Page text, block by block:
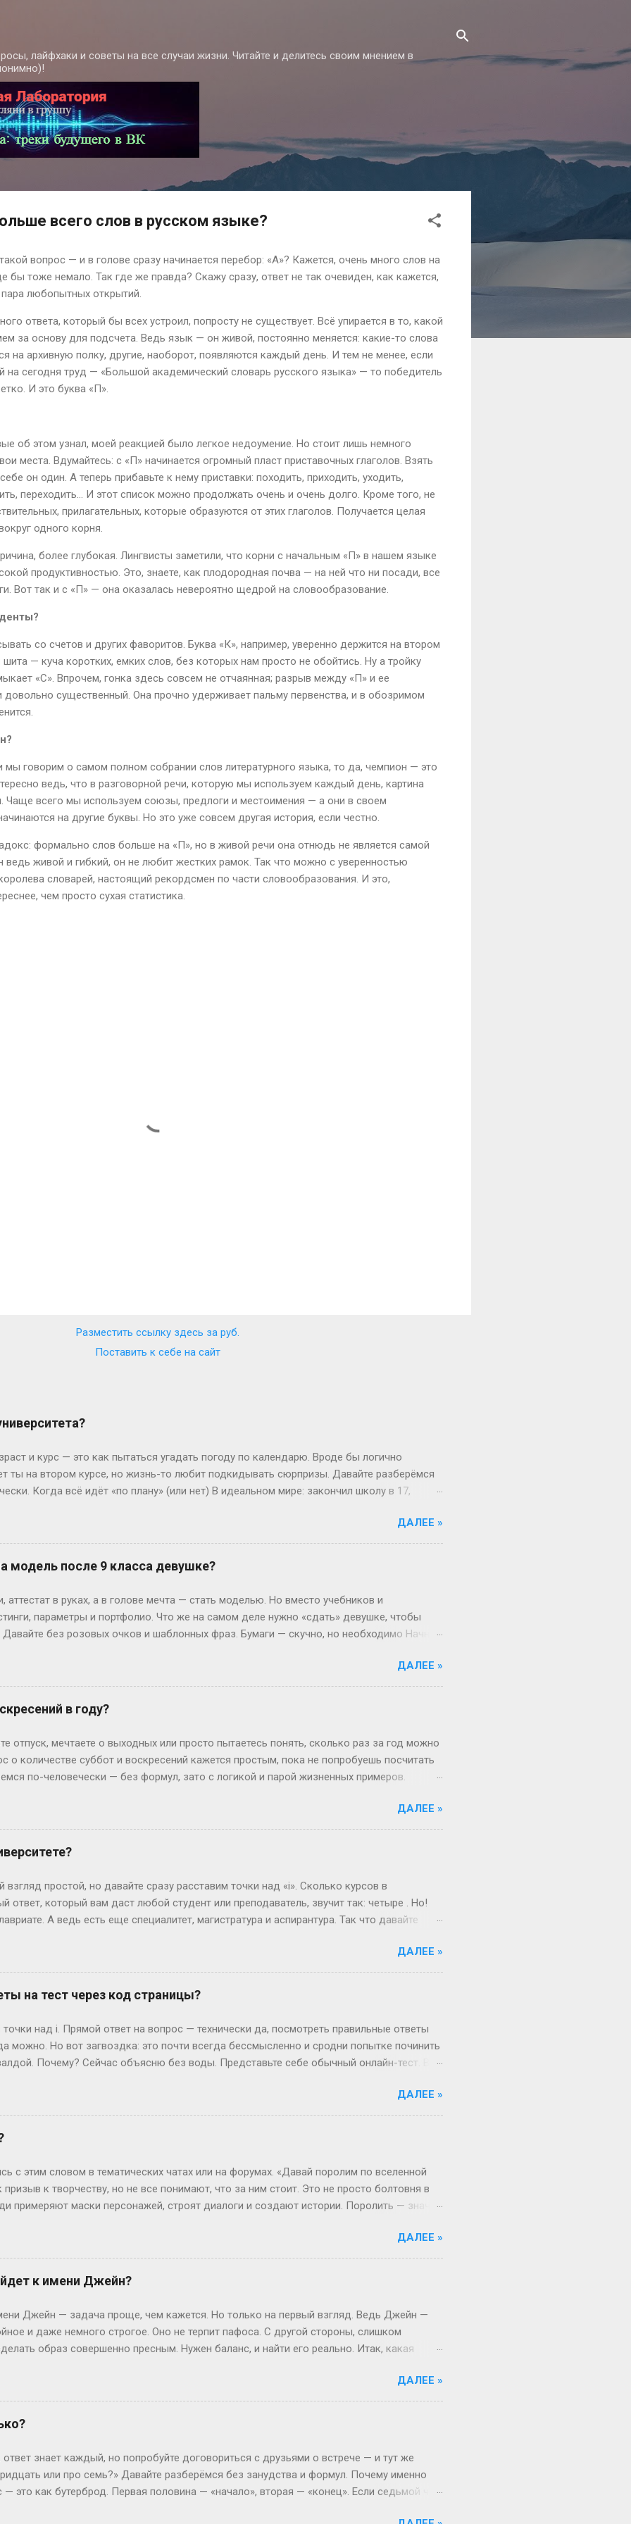
лайфхаки и советы на все случаи жизни. Читайте и делитесь своим мнением в
всего слов в русском языке?
вопрос — и в голове сразу начинается перебор: «А»? Кажется, очень много слов на
бы тоже немало. Так где же правда? Скажу сразу, ответ не так очевиден, как кажется,
любопытных открытий.
ответа, который бы всех устроил, попросту не существует. Всё упирается в то, какой
за основу для подсчета. Ведь язык — он живой, постоянно меняется: какие-то слова
на архивную полку, другие, наоборот, появляются каждый день. И тем не менее, если
на сегодня труд — «Большой академический словарь русского языка» — то победитель
И это буква «П».
об этом узнал, моей реакцией было легкое недоумение. Но стоит лишь немного
места. Вдумайтесь: с «П» начинается огромный пласт приставочных глаголов. Взять
он один. А теперь прибавьте к нему приставки: походить, приходить, уходить,
переходить… И этот список можно продолжать очень и очень долго. Кроме того, не
прилагательных, которые образуются от этих глаголов. Получается целая
одного корня.
более глубокая. Лингвисты заметили, что корни с начальным «П» в нашем языке
продуктивностью. Это, знаете, как плодородная почва — на ней что ни посади, все
Вот так и с «П» — она оказалась невероятно щедрой на словообразование.
со счетов и других фаворитов. Буква «К», например, уверенно держится на втором
— куча коротких, емких слов, без которых нам просто не обойтись. Ну а тройку
«С». Впрочем, гонка здесь совсем не отчаянная; разрыв между «П» и ее
существенный. Она прочно удерживает пальму первенства, и в обозримом
говорим о самом полном собрании слов литературного языка, то да, чемпион — это
ведь, что в разговорной речи, которую мы используем каждый день, картина
Чаще всего мы используем союзы, предлоги и местоимения — а они в своем
на другие буквы. Но это уже совсем другая история, если честно.
формально слов больше на «П», но в живой речи она отнюдь не является самой
ведь живой и гибкий, он не любит жестких рамок. Так что можно с уверенностью
словарей, настоящий рекордсмен по части словообразования. И это,
чем просто сухая статистика.
Разместить ссылку здесь за руб.
Поставить к себе на сайт
и курс — это как пытаться угадать погоду по календарю. Вроде бы логично
ты на втором курсе, но жизнь-то любит подкидывать сюрпризы. Давайте разберёмся
Когда всё идёт «по плану» (или нет) В идеальном мире: закончил школу в 17,
отучился год, ушёл в армию, вернулся — и теперь он первокурсник в 19, а
Или Мария из Испании: взяла gap year, работала в хостеле на Бали, а теперь
пока её ровесники пишут курсовые. Кстати, в Германии вообще 13 классов в
обидно: тебе 19, а ты только получил школьный аттестат. Зато в Японии некоторые уже
техникум и вовсю работают. Академы, переводы и прочие зигзаги Бывает, жизнь
Иван с первого к...
ДАЛЕЕ »
модель после 9 класса девушке?
аттестат в руках, а в голове мечта — стать моделью. Но вместо учебников и
параметры и портфолио. Что же на самом деле нужно «сдать» девушке, чтобы
Давайте без розовых очков и шаблонных фраз. Бумаги — скучно, но необходимо Начнём
паспорт (или свидетельство о рождении), справка от врача, что здоровье
И да, если тебе нет 18, подпись родителей — как билет в этот мир. Но это всё
испытания — впереди. Рост, вес и другие цифры: где правда, а где мифы? «Ты должна
— эту фразу слышат все. Но давай честно: индустрия меняется. Да, для
60 кг и при этом выг...
ДАЛЕЕ »
в году?
отпуск, мечтаете о выходных или просто пытаетесь понять, сколько раз за год можно
о количестве суббот и воскресений кажется простым, пока не попробуешь посчитать
по-человечески — без формул, зато с логикой и парой жизненных примеров.
воскресений выходит по 52 штуки. Но тут же мозг вопрошает: «А куда делся тот самый
он прицепляется к следующему году, сдвигая старт. Например, если 1 января —
год начнется со вторника. Вот и вся магия. А если год високосный? Тут уже веселее
52 недели и 2 дня «сверху». Теперь вопрос: могут ли эти два дня оказаться
везёт нечасто...
ДАЛЕЕ »
простой, но давайте сразу расставим точки над «i». Сколько курсов в
ответ, который вам даст любой студент или преподаватель, звучит так: четыре . Но!
А ведь есть еще специалитет, магистратура и аспирантура. Так что давайте
бакалавриат Представьте себе обычного парня, который поступил после школы.
науки? Четыре года. Это четыре курса: первый – самый веселый и страшный,
– экватор, и четвертый – финишная прямая с дипломом. Вот так работает
образования в России. Четыре года пролетают как один миг, поверьте! А если
сотрудники спецслужб. Для них существуе...
ДАЛЕЕ »
на тест через код страницы?
над i. Прямой ответ на вопрос — технически да, посмотреть правильные ответы
можно. Но вот загвоздка: это почти всегда бессмысленно и сродни попытке починить
Почему? Сейчас объясню без воды. Представьте себе обычный онлайн-тест. Вы
данные — ваши ответы и, гипотетически, правильные варианты. Однако, и это
сайты редко хранят что-то ценное прямо в HTML, который вы видите, открыв
ответы? Вот и нет их там! Во всяком случае, в том виде, в каком хотелось бы.
сайтов, ответы можно было случайно напасть в HTML-коде. Сегодня всё иначе.
(ваши вопросы и ...
ДАЛЕЕ »
с этим словом в тематических чатах или на форумах. «Давай поролим по вселенной
к творчеству, но не все понимают, что за ним стоит. Это не просто болтовня в
примеряют маски персонажей, строят диалоги и создают истории. Поролить — значит
— производное от «ролевить», которое, в свою очередь, выросло из субкультуры
игры ассоциировались с настолками или живыми действиями в лесу, то теперь
пространство. «По-» здесь — как приставка действия: не просто играть, а активно
сюжет в реальном времени. Интересно, что пороление стало популярным в эпоху,
навыков. Казалось бы, парадокс: чтобы «ничего не делать» (с точки зрения
имп...
ДАЛЕЕ »
к имени Джейн?
Джейн — задача проще, чем кажется. Но только на первый взгляд. Ведь Джейн —
и даже немного строгое. Оно не терпит пафоса. С другой стороны, слишком
образ совершенно пресным. Нужен баланс, и найти его реально. Итак, какая
Смит или Браун. Джейн Смит звучит как добрая соседка из американского сериала.
не менее, если хочется добавить огонька, присмотрись к фамилиям вроде Миллер
энергичные и запоминаются мгновенно. Коротко и ясно — это вообще золотое правило.
Сразу возникает образ человека дела, который не боится работы. Это добавляет
вариант — географические фами...
ДАЛЕЕ »
знает каждый, но попробуйте договориться с друзьями о встрече — и тут же
или про семь?» Давайте разберёмся без занудства и формул. Почему именно
— это как бутерброд. Первая половина — «начало», вторая — «конец». Если седьмой час